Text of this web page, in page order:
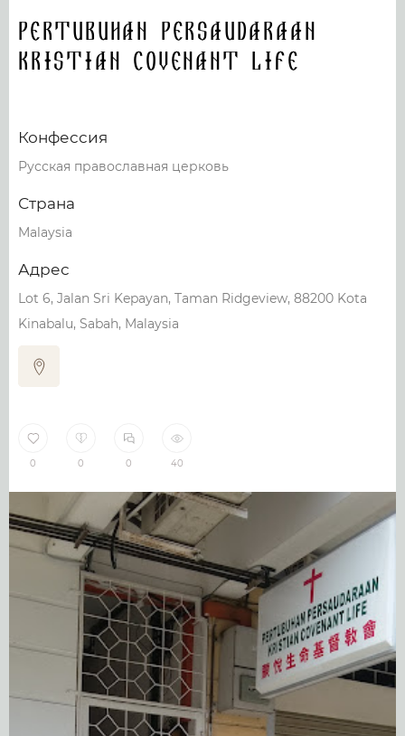
Pertubuhan Persaudaraan
Kristian Covenant Life
Конфессия
Русская православная церковь
Страна
Malaysia
Адрес
Lot 6, Jalan Sri Kepayan, Taman Ridgeview, 88200 Kota
Kinabalu, Sabah, Malaysia
0 0 0 40